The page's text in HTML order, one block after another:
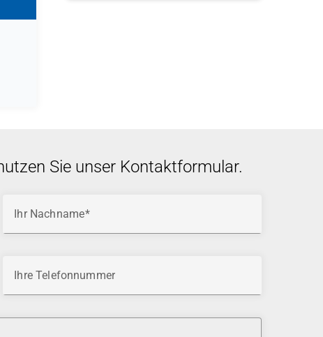
Sie unser Kontaktformular.
Ihr Nachname
Ihre Telefonnummer